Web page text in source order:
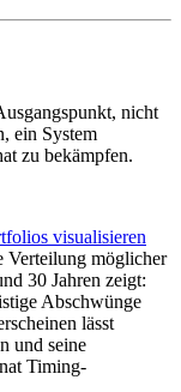
nicht
ein System
zu bekämpfen.
visualisieren
Verteilung möglicher
30 Jahren zeigt:
Abschwünge
lässt
und seine
Timing-